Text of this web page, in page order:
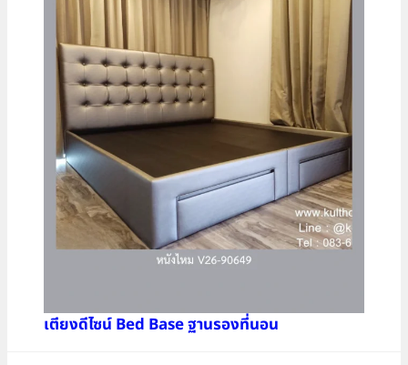
เตียงดีไซน์ Bed Base ฐานรองที่นอน